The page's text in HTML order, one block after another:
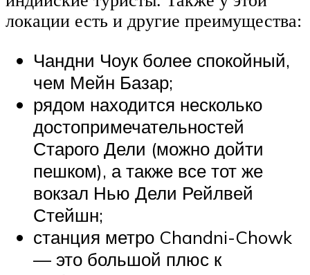
локации есть и другие преимущества:
Чандни Чоук более спокойный,
чем Мейн Базар;
рядом находится несколько
достопримечательностей
Старого Дели (можно дойти
пешком), а также все тот же
вокзал Нью Дели Рейлвей
Стейшн;
станция метро Chandni-Chowk
— это большой плюс к